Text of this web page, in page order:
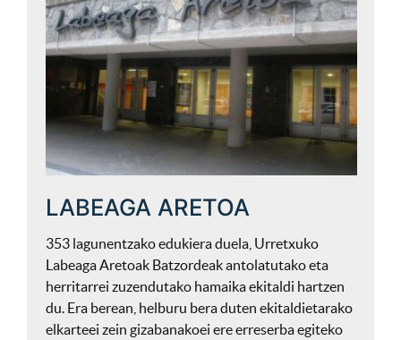
LABEAGA ARETOA
353 lagunentzako edukiera duela, Urretxuko
Labeaga Aretoak Batzordeak antolatutako eta
herritarrei zuzendutako hamaika ekitaldi hartzen
du. Era berean, helburu bera duten ekitaldietarako
elkarteei zein gizabanakoei ere erreserba egiteko